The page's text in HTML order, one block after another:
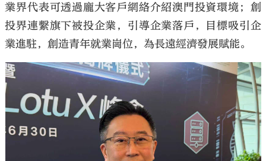
業界代表可透過龐大客戶網絡介紹澳門投資環境；創
投界連繫旗下被投企業，引導企業落戶，目標吸引企
業進駐，創造青年就業崗位，為長遠經濟發展賦能。